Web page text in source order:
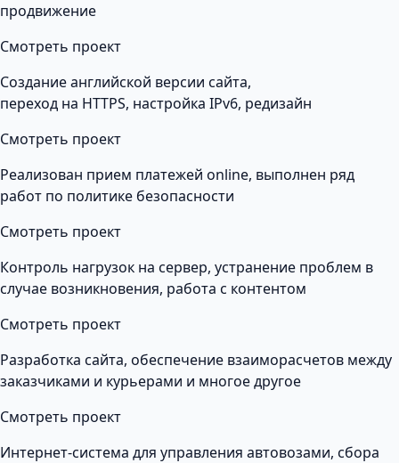
продвижение
Смотреть проект
Создание английской версии сайта,
переход на HTTPS, настройка IPv6, редизайн
Смотреть проект
Реализован прием платежей online, выполнен ряд
работ по политике безопасности
Смотреть проект
Контроль нагрузок на сервер, устранение проблем в
случае возникновения, работа с контентом
Смотреть проект
Разработка сайта, обеспечение взаиморасчетов между
заказчиками и курьерами и многое другое
Смотреть проект
Интернет-система для управления автовозами, сбора